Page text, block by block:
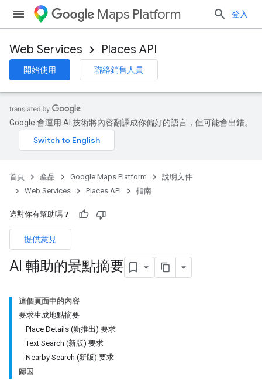
Maps Platform 登入
Web Services Places API
開始使用 聯絡銷售人員
Google 會運用 AI 技術將內容翻譯成你偏好的語言，但可能會出錯。
首頁 產品 Google Maps Platform
說明文件
Web Services
Places API 指南
這對你有幫助嗎？
提供意見
AI 輔助的景點摘要
這個頁面中的內容
要求生成地點摘要
Place Details (新推出) 要求
Text Search (新版) 要求
Nearby Search (新版) 要求
歸因